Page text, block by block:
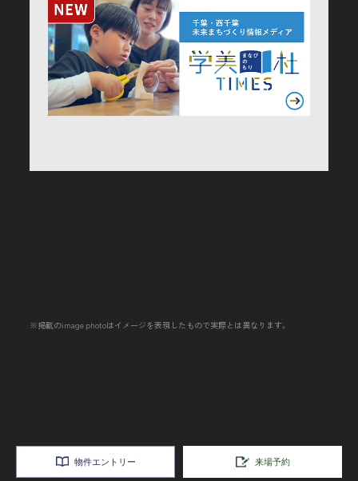
※掲載のimage photoはイメージを表現したもので実際とは異なります。
物件エントリー 来場予約